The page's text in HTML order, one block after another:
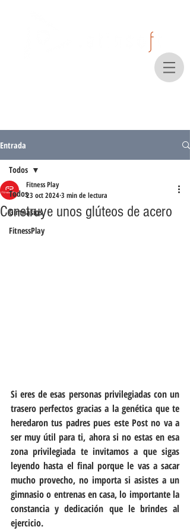
Entrada
Todos
Gimnasios
FitnessPlay
Todos
Construye unos glúteos de acero
Fitness Play
23 oct 20243 min de lectura
Si eres de esas personas privilegiadas con un
trasero perfectos gracias a la genética que te
heredaron tus padres pues este Post no va a
ser muy útil para ti, ahora si no estas en esa
zona privilegiada te invitamos a que sigas
leyendo hasta el final porque le vas a sacar
mucho provecho, no importa si asistes a un
gimnasio o entrenas en casa, lo importante la
constancia y dedicación que le brindes al
ejercicio.